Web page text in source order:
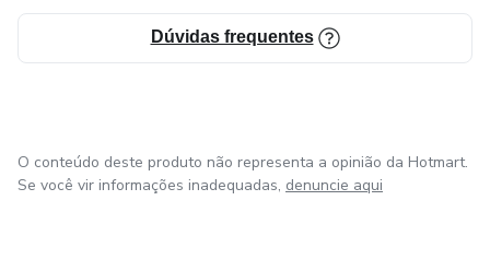
Dúvidas frequentes
O conteúdo deste produto não representa a opinião da Hotmart.
Se você vir informações inadequadas, denuncie aqui